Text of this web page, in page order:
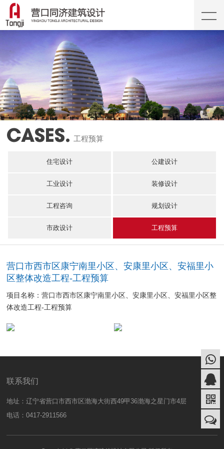
CASES. 工程预算
住宅设计 公建设计
工业设计 装修设计
工程咨询 规划设计
市政设计 工程预算
营口市西市区康宁南里小区、安康里小区、安福里小
区整体改造工程-工程预算
项目名称：营口市西市区康宁南里小区、安康里小区、安福里小区整
体改造工程-工程预算
联系我们
地址：辽宁省营口市西市区渤海大街西49甲36渤海之星门市4层
电话：0417-2911566